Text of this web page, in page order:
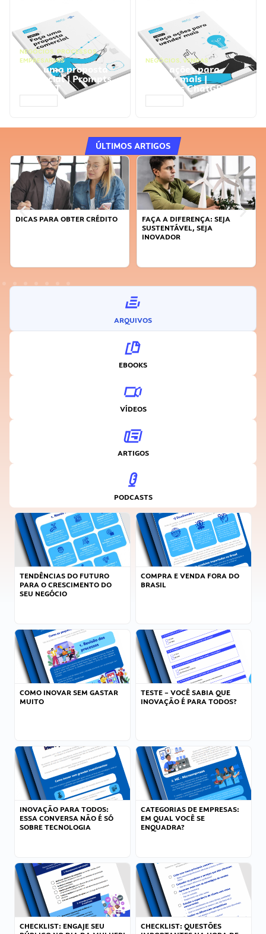
NEGÓCIOS, PROCESSOS
EMPRESARIAIS
Faça uma proposta
comercial | Prompts
ChatGPT
NEGÓCIOS, VENDAS
Faça ações para
vender mais |
Prompts ChatGPT
ÚLTIMOS ARTIGOS
DICAS PARA OBTER CRÉDITO
FAÇA A DIFERENÇA: SEJA
SUSTENTÁVEL, SEJA
INOVADOR
ARQUIVOS
EBOOKS
VÍDEOS
ARTIGOS
PODCASTS
TENDÊNCIAS DO FUTURO
PARA O CRESCIMENTO DO
SEU NEGÓCIO
COMPRA E VENDA FORA DO
BRASIL
COMO INOVAR SEM GASTAR
MUITO
TESTE – VOCÊ SABIA QUE
INOVAÇÃO É PARA TODOS?
INOVAÇÃO PARA TODOS:
ESSA CONVERSA NÃO É SÓ
SOBRE TECNOLOGIA
CATEGORIAS DE EMPRESAS:
EM QUAL VOCÊ SE
ENQUADRA?
CHECKLIST: ENGAJE SEU
CHECKLIST: QUESTÕES